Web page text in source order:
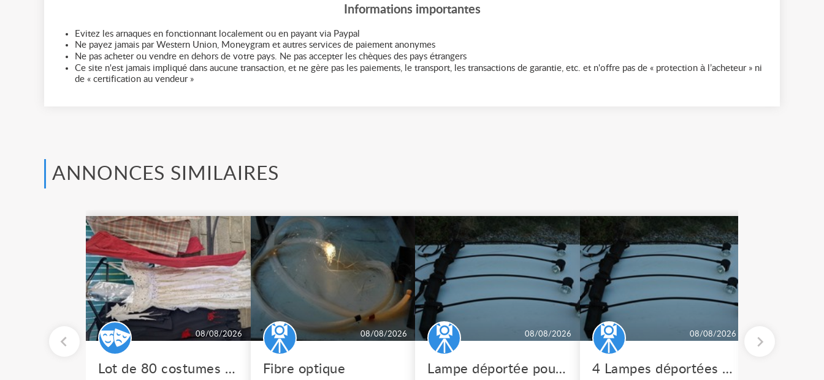
Informations importantes
Evitez les arnaques en fonctionnant localement ou en payant via Paypal
Ne payez jamais par Western Union, Moneygram et autres services de paiement anonymes
Ne pas acheter ou vendre en dehors de votre pays. Ne pas accepter les chèques des pays étrangers
Ce site n'est jamais impliqué dans aucune transaction, et ne gère pas les paiements, le transport, les transactions de garantie, etc. et n'offre pas de « protection à l’acheteur » ni
de « certification au vendeur »
ANNONCES SIMILAIRES
08/08/2026
Lot de 80 costumes de scène pro
08/08/2026
Fibre optique
08/08/2026
Lampe déportée pour tableau PROCEDES HALLIER
08/08/2026
4 Lampes déportées pour tableau